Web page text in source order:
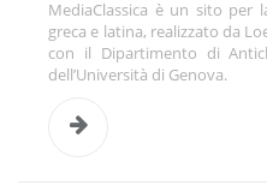
MediaClassica è un sito per
greca e latina, realizzato da
con il Dipartimento di
dell’Università di Genova.